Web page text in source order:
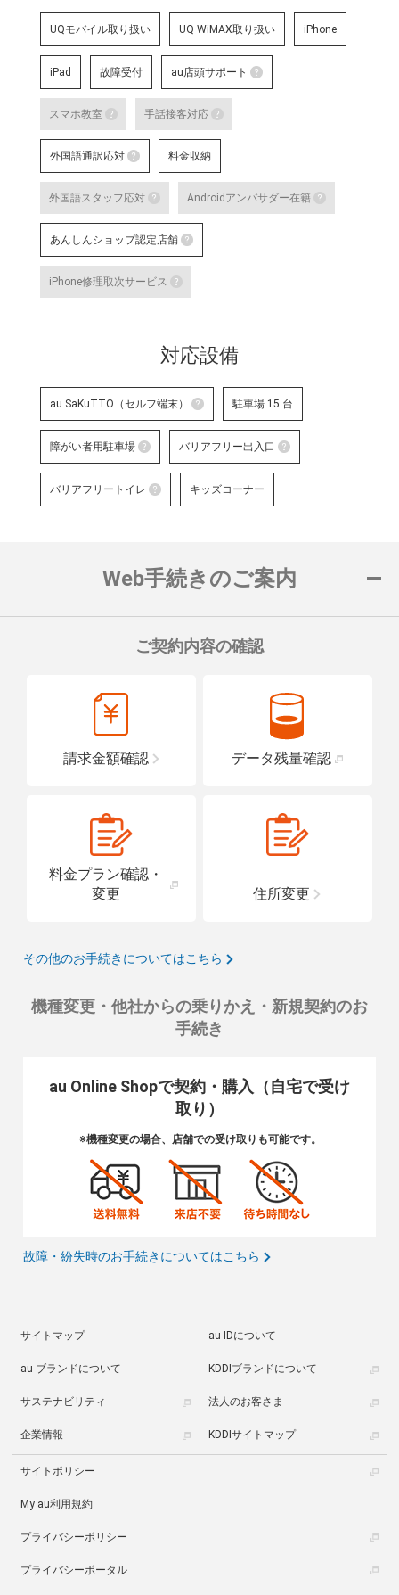
UQモバイル取り扱い UQ WiMAX取り扱い iPhone
iPad 故障受付 au店頭サポート
スマホ教室
スマホ教室
スマートフォン・タブレット教室 を開催して
手話接客対応
いのある方のサポートが可
外国語通訳応対
外国語通訳応対
テレビ電話サービスで外国語通訳可能なス
詳細はこちら
料金収納
外国語スタッフ応対
外国語スタッフ応対
応対をご希望される場合は事前に店舗
Androidアンバサダー在籍
あんしんショップ認定店舗
詳細はこちら
iPhone修理取次サービス
詳細はこちら
対応設備
au SaKuTTO（セルフ端末）
au SaKuTTO（セルフ端末）
お客さまご自身でお手続き可
る店舗です。
対応可能なお手続きなど詳細は
駐車場 15 台
障がい者用駐車場
障がい者用駐車場
障がい者用の駐車スペースをご用意して
バリアフリー出入口
バリアフリートイレ
詳細はこちら
キッズコーナー
Web手続きのご案内
ご契約内容の確認
請求金額確認 データ残量確認
料金プラン確認・
変更
住所変更
その他のお手続きについてはこちら
機種変更・他社からの乗りかえ・新規契約のお
手続き
au Online Shopで契約・購入（自宅で受け
取り）
※機種変更の場合、店舗での受け取りも可能です。
故障・紛失時のお手続きについてはこちら
サイトマップ au IDについて
au ブランドについて KDDIブランドについて
サステナビリティ 法人のお客さま
企業情報 KDDIサイトマップ
サイトポリシー
My au利用規約
プライバシーポリシー
プライバシーポータル